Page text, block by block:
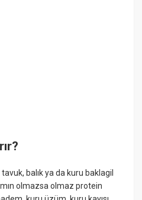
tavuk, balık ya da kuru baklagil
olmazsa olmaz protein